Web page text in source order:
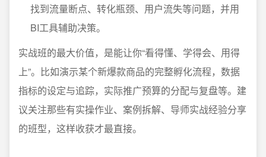
找到流量断点、转化瓶颈、用户流失等问题，并用
BI工具辅助决策。
实战班的最大价值，是能让你“看得懂、学得会、用得
上”。比如演示某个新爆款商品的完整孵化流程，数据
指标的设定与追踪，实际推广预算的分配与复盘等。建
议关注那些有实操作业、案例拆解、导师实战经验分享
的班型，这样收获才最直接。